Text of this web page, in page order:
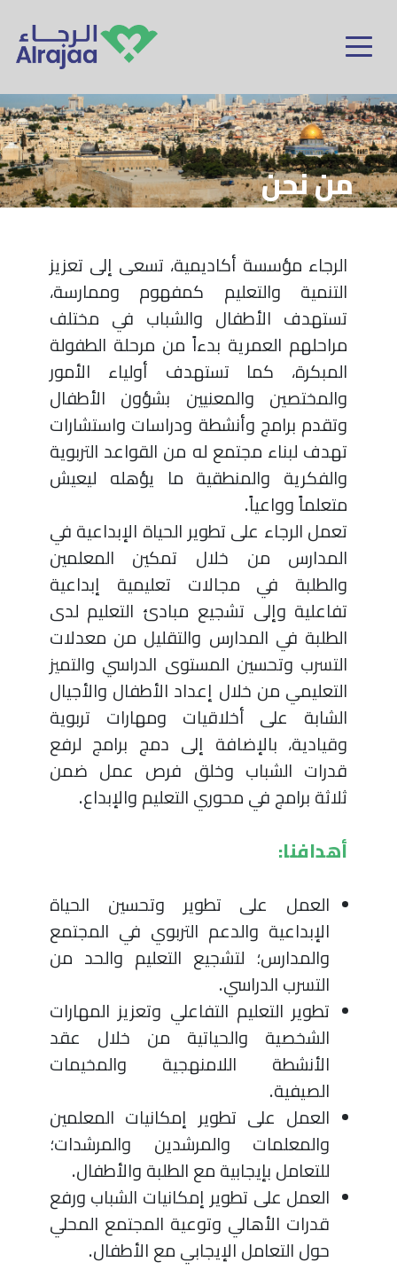
من نحن
الرجاء مؤسسة أكاديمية، تسعى إلى تعزيز
التنمية والتعليم كمفهوم وممارسة،
تستهدف الأطفال والشباب في مختلف
مراحلهم العمرية بدءاً من مرحلة الطفولة
المبكرة، كما تستهدف أولياء الأمور
والمختصين والمعنيين بشؤون الأطفال
وتقدم برامج وأنشطة ودراسات واستشارات
تهدف لبناء مجتمع له من القواعد التربوية
والفكرية والمنطقية ما يؤهله ليعيش
متعلماً وواعياً.
تعمل الرجاء على تطوير الحياة الإبداعية في
المدارس من خلال تمكين المعلمين
والطلبة في مجالات تعليمية إبداعية
تفاعلية وإلى تشجيع مبادئ التعليم لدى
الطلبة في المدارس والتقليل من معدلات
التسرب وتحسين المستوى الدراسي والتميز
التعليمي من خلال إعداد الأطفال والأجيال
الشابة على أخلاقيات ومهارات تربوية
وقيادية، بالإضافة إلى دمج برامج لرفع
قدرات الشباب وخلق فرص عمل ضمن
ثلاثة برامج في محوري التعليم والإبداع.
أهدافنا:
العمل على تطوير وتحسين الحياة
الإبداعية والدعم التربوي في المجتمع
والمدارس؛ لتشجيع التعليم والحد من
التسرب الدراسي.
تطوير التعليم التفاعلي وتعزيز المهارات
الشخصية والحياتية من خلال عقد
الأنشطة اللامنهجية والمخيمات
الصيفية.
العمل على تطوير إمكانيات المعلمين
والمعلمات والمرشدين والمرشدات؛
للتعامل بإيجابية مع الطلبة والأطفال.
العمل على تطوير إمكانيات الشباب ورفع
قدرات الأهالي وتوعية المجتمع المحلي
حول التعامل الإيجابي مع الأطفال.